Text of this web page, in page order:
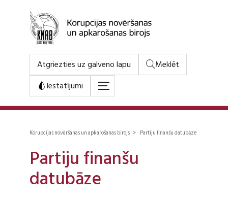
Atgriezties uz galveno lapu
Meklēt
Iestatījumi
Korupcijas novēršanas un apkarošanas birojs > Partiju finanšu datubāze
Partiju finanšu
datubāze